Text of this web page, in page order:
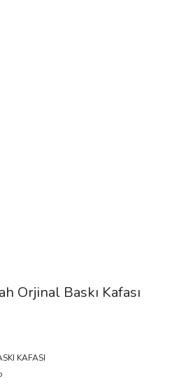
Orjinal Baskı Kafası
KAFASI